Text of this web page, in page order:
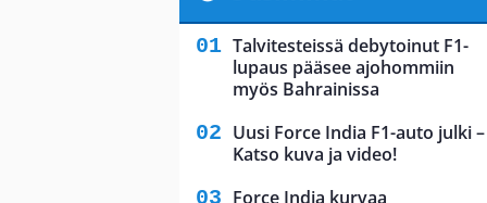
Talvitesteissä debytoinut F1-
lupaus pääsee ajohommiin
myös Bahrainissa
Uusi Force India F1-auto julki –
Katso kuva ja video!
Force India kurvaa